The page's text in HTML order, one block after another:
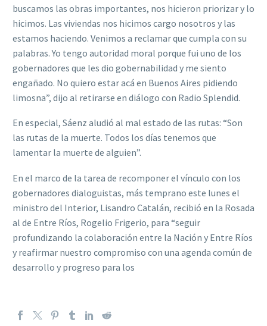
buscamos las obras importantes, nos hicieron priorizar y lo
hicimos. Las viviendas nos hicimos cargo nosotros y las
estamos haciendo. Venimos a reclamar que cumpla con su
palabras. Yo tengo autoridad moral porque fui uno de los
gobernadores que les dio gobernabilidad y me siento
engañado. No quiero estar acá en Buenos Aires pidiendo
limosna”, dijo al retirarse en diálogo con Radio Splendid.
En especial, Sáenz aludió al mal estado de las rutas: “Son
las rutas de la muerte. Todos los días tenemos que
lamentar la muerte de alguien”.
En el marco de la tarea de recomponer el vínculo con los
gobernadores dialoguistas, más temprano este lunes el
ministro del Interior, Lisandro Catalán, recibió en la Rosada
al de Entre Ríos, Rogelio Frigerio, para “seguir
profundizando la colaboración entre la Nación y Entre Ríos
y reafirmar nuestro compromiso con una agenda común de
desarrollo y progreso para los